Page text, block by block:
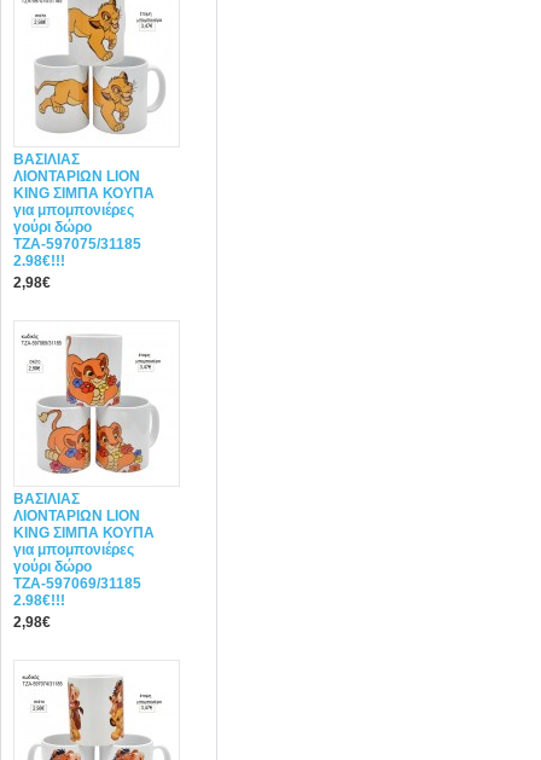
ΒΑΣΙΛΙΑΣ
ΛΙΟΝΤΑΡΙΩΝ LION
KING ΣΙΜΠΑ ΚΟΥΠΑ
για μπομπονιέρες
γούρι δώρο
ΤΖΑ-597075/31185
2.98€!!!
2,98€
ΒΑΣΙΛΙΑΣ
ΛΙΟΝΤΑΡΙΩΝ LION
KING ΣΙΜΠΑ ΚΟΥΠΑ
για μπομπονιέρες
γούρι δώρο
ΤΖΑ-597069/31185
2.98€!!!
2,98€